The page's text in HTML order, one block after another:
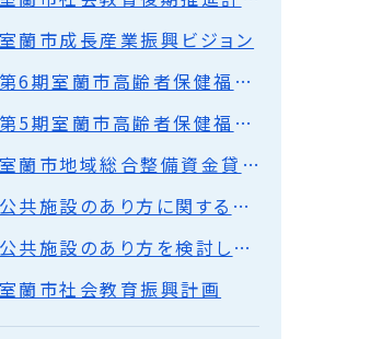
室蘭市成長産業振興ビジョン
第6期室蘭市高齢者保健福祉計画・介護保険事業計画
第5期室蘭市高齢者保健福祉計画・介護保険事業計画
室蘭市地域総合整備資金貸付（通称ふるさと融資）のご案内
公共施設のあり方に関する方向性について
公共施設のあり方を検討しています
室蘭市社会教育振興計画